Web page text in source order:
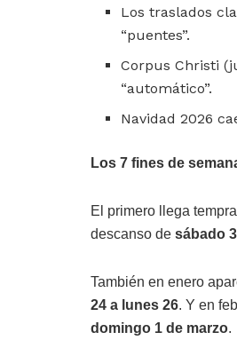
Los traslados
“puentes”.
Corpus Christi
“automático”.
Navidad 2026
Los 7 fines de
El primero llega
descanso de sábado
También en enero
24 a lunes 26. Y en
domingo 1 de marzo.